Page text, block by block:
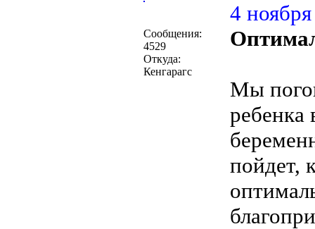
Сообщения:
4529
Откуда:
Кенгарагс
4
Мы
ребенка
пойдет,